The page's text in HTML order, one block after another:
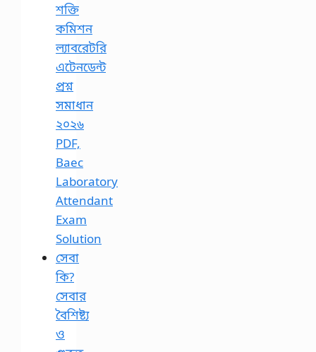
শক্তি
কমিশন
ল্যাবরেটরি
এটেনডেন্ট
প্রশ্ন
সমাধান
২০২৬
PDF,
Baec
Laboratory
Attendant
Exam
Solution
সেবা
কি?
সেবার
বৈশিষ্ট্য
ও